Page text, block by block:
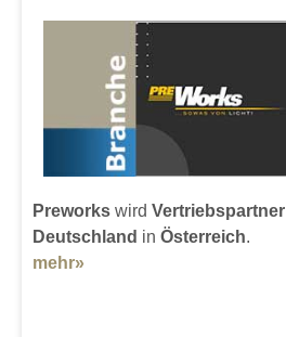
Preworks wird Vertriebspartner
Deutschland in Österreich.
mehr»